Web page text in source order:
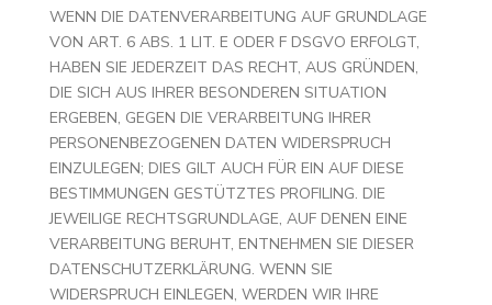
WENN DIE DATENVERARBEITUNG AUF GRUNDLAGE
VON ART. 6 ABS. 1 LIT. E ODER F DSGVO ERFOLGT,
HABEN SIE JEDERZEIT DAS RECHT, AUS GRÜNDEN,
DIE SICH AUS IHRER BESONDEREN SITUATION
ERGEBEN, GEGEN DIE VERARBEITUNG IHRER
PERSONENBEZOGENEN DATEN WIDERSPRUCH
EINZULEGEN; DIES GILT AUCH FÜR EIN AUF DIESE
BESTIMMUNGEN GESTÜTZTES PROFILING. DIE
JEWEILIGE RECHTSGRUNDLAGE, AUF DENEN EINE
VERARBEITUNG BERUHT, ENTNEHMEN SIE DIESER
DATENSCHUTZERKLÄRUNG. WENN SIE
WIDERSPRUCH EINLEGEN, WERDEN WIR IHRE